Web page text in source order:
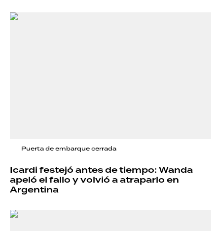
Puerta de embarque cerrada
Icardi festejó antes de tiempo: Wanda
apeló el fallo y volvió a atraparlo en
Argentina